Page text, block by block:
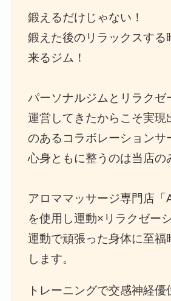
鍛えるだけじゃない！
鍛えた後のリラックスする
来るジム！
パーソナルジムとリラクゼ
運営してきたからこそ実現
のあるコラボレーションサ
心身ともに整うのは当店の
アロママッサージ専門店「
を使用し運動×リラクゼー
運動で頑張った身体に至福
します。
トレーニングで交感神経優